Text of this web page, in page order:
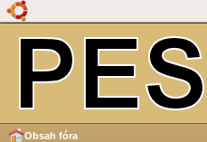
Obsah fóra